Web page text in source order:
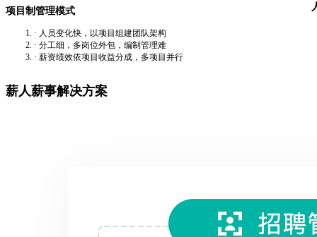
项目制管理模式
· 人员变化快，以项目组建团队架构
· 分工细，多岗位外包，编制管理难
· 薪资绩效依项目收益分成，多项目并行
薪人薪事解决方案